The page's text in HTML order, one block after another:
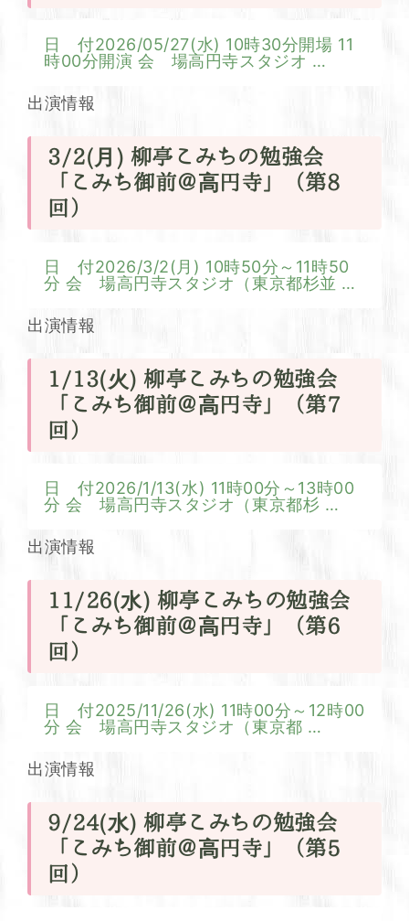
日 付2026/05/27(水) 10時30分開場 11
時00分開演 会 場高円寺スタジオ …
出演情報
3/2(月) 柳亭こみちの勉強会
「こみち御前＠高円寺」（第8
回）
日 付2026/3/2(月) 10時50分～11時50
分 会 場高円寺スタジオ（東京都杉並 …
出演情報
1/13(火) 柳亭こみちの勉強会
「こみち御前＠高円寺」（第7
回）
日 付2026/1/13(水) 11時00分～13時00
分 会 場高円寺スタジオ（東京都杉 …
出演情報
11/26(水) 柳亭こみちの勉強会
「こみち御前＠高円寺」（第6
回）
日 付2025/11/26(水) 11時00分～12時00
分 会 場高円寺スタジオ（東京都 …
出演情報
9/24(水) 柳亭こみちの勉強会
「こみち御前＠高円寺」（第5
回）